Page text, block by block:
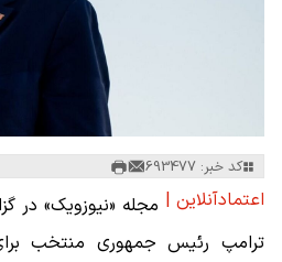
کد خبر: 693477
اعتمادآنلاین | مجله «نیوزویک» در
ترامپ رئیس جمهوری منتخب